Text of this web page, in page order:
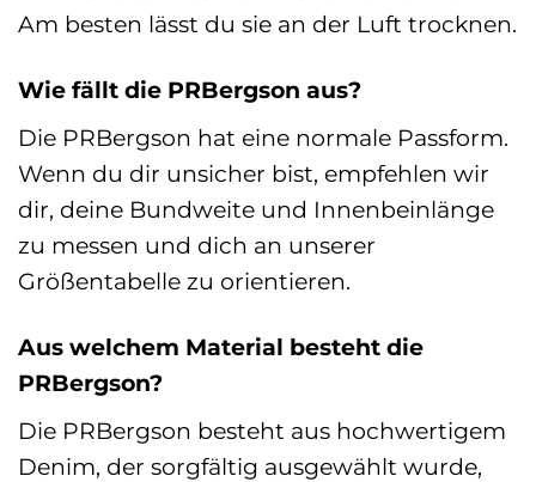
Am besten lässt du sie an der Luft trocknen.
Wie fällt die PRBergson aus?
Die PRBergson hat eine normale Passform.
Wenn du dir unsicher bist, empfehlen wir
dir, deine Bundweite und Innenbeinlänge
zu messen und dich an unserer
Größentabelle zu orientieren.
Aus welchem Material besteht die
PRBergson?
Die PRBergson besteht aus hochwertigem
Denim, der sorgfältig ausgewählt wurde,